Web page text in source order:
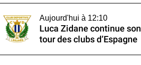
Aujourd'hui à 12:10
Luca Zidane continue son
tour des clubs d’Espagne